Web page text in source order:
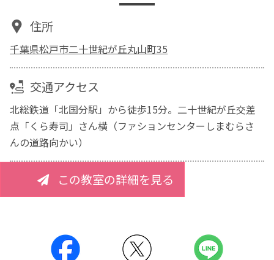
住所
千葉県松戸市二十世紀が丘丸山町35
交通アクセス
北総鉄道「北国分駅」から徒歩15分。二十世紀が丘交差
点「くら寿司」さん横（ファションセンターしまむらさ
んの道路向かい）
この教室の詳細を見る